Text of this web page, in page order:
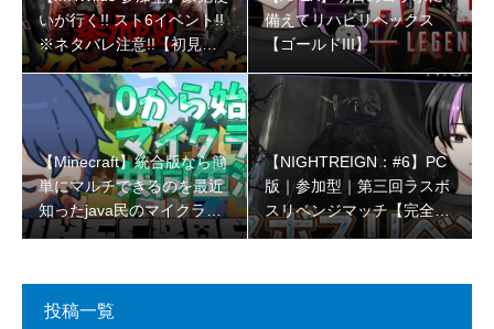
いが行く!! スト6イベント!!
※ネタバレ注意!!【初見さ
ん大歓迎 】
備えてリハビリペックス
【ゴールドIII】
【Minecraft】統合版なら簡
単にマルチできるのを最近
知ったjava民のマイクラコ
ラボ🌳【初見さん大歓迎 】
【NIGHTREIGN：#6】PC
版｜参加型｜第三回ラスボ
スリベンジマッチ【完全初
見プレイ】
投稿一覧